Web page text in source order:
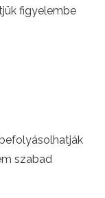
figyelembe
szabad